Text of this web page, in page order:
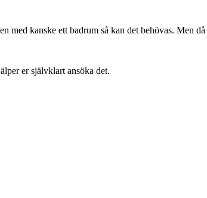
kanske ett badrum så kan det behövas. Men
er självklart ansöka det.